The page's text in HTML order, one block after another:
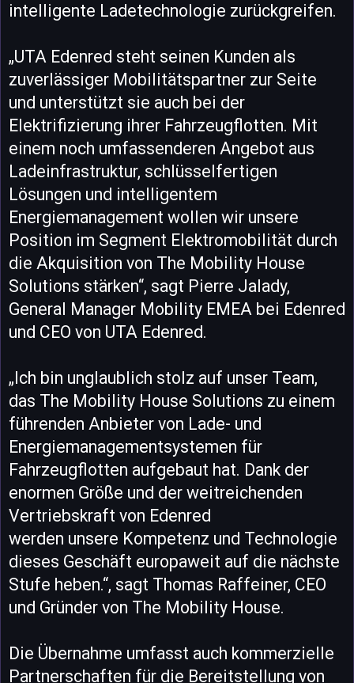
intelligente Ladetechnologie zurückgreifen.
„UTA Edenred steht seinen Kunden als
zuverlässiger Mobilitätspartner zur Seite
und unterstützt sie auch bei der
Elektrifizierung ihrer Fahrzeugflotten. Mit
einem noch umfassenderen Angebot aus
Ladeinfrastruktur, schlüsselfertigen
Lösungen und intelligentem
Energiemanagement wollen wir unsere
Position im Segment Elektromobilität durch
die Akquisition von The Mobility House
Solutions stärken“, sagt Pierre Jalady,
General Manager Mobility EMEA bei Edenred
und CEO von UTA Edenred.
„Ich bin unglaublich stolz auf unser Team,
das The Mobility House Solutions zu einem
führenden Anbieter von Lade- und
Energiemanagementsystemen für
Fahrzeugflotten aufgebaut hat. Dank der
enormen Größe und der weitreichenden
Vertriebskraft von Edenred
werden unsere Kompetenz und Technologie
dieses Geschäft europaweit auf die nächste
Stufe heben.“, sagt Thomas Raffeiner, CEO
und Gründer von The Mobility House.
Die Übernahme umfasst auch kommerzielle
Partnerschaften für die Bereitstellung von